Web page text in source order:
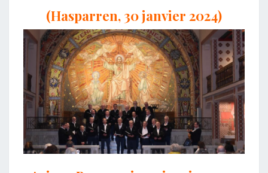
(Hasparren, 30 janvier 2024)